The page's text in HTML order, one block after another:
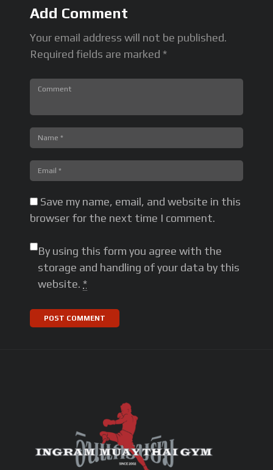
ート,リングマット ルムピニースタジアム
女子ムエタイ ,文武両道プログラム 金メダル
Add Comment
Your email address will not be published.
Required fields are marked *
Save my name, email, and website in this
browser for the next time I comment.
By using this form you agree with the
storage and handling of your data by this
website. *